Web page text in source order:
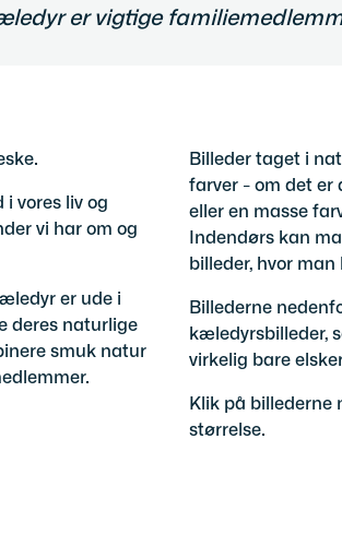
er vigtige
vores liv og
vi har om og
er ude i
deres naturlige
smuk natur
Billeder taget i
farver - om det er
eller en masse
Indendørs kan
billeder, hvor
Billederne
kæledyrsbilleder,
virkelig bare
Klik på billederne
størrelse.